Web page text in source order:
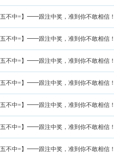
不中=】━━跟注中奖，准到你不敢相信！
不中=】━━跟注中奖，准到你不敢相信！
不中=】━━跟注中奖，准到你不敢相信！
不中=】━━跟注中奖，准到你不敢相信！
不中=】━━跟注中奖，准到你不敢相信！
不中=】━━跟注中奖，准到你不敢相信！
不中=】━━跟注中奖，准到你不敢相信！